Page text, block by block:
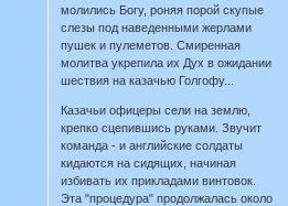
молились Богу, роняя порой скупые
слезы под наведенными жерлами
пушек и пулеметов. Смиренная
молитва укрепила их Дух в ожидании
шествия на казачью Голгофу...
Казачьи офицеры сели на землю,
крепко сцепившись руками. Звучит
команда - и английские солдаты
кидаются на сидящих, начиная
избивать их прикладами винтовок.
Эта "процедура" продолжалась около